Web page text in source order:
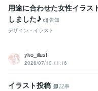
用途に合わせた女性イラス
しました♪
告知
デザイン・イラスト
yko_illust
2026/07/10 11:16
イラスト投稿
記事